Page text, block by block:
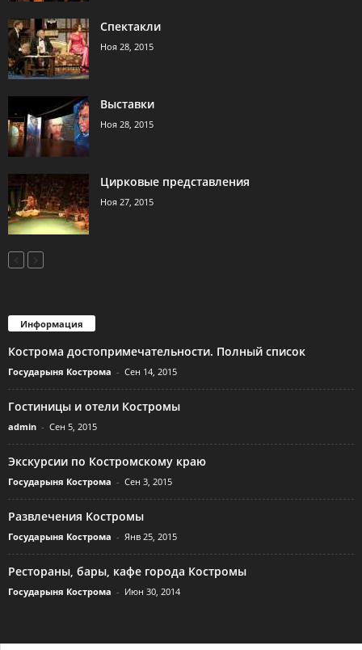
Спектакли
Ноя 28, 2015
Выставки
Ноя 28, 2015
Цирковые представления
Ноя 27, 2015
Информация
Кострома достопримечательности. Полный список
Государыня Кострома - Сен 14, 2015
Гостиницы и отели Костромы
admin - Сен 5, 2015
Экскурсии по Костромскому краю
Государыня Кострома - Сен 3, 2015
Развлечения Костромы
Государыня Кострома - Янв 25, 2015
Рестораны, бары, кафе города Костромы
Государыня Кострома - Июн 30, 2014